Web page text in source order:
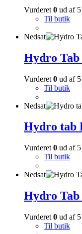
Vurderet 0 ud af 5
Til butik
Nedsat
Hydro
Vurderet 0 ud af 5
Til butik
Nedsat
Hydro tab
Vurderet 0 ud af 5
Til butik
Nedsat
Hydro
Vurderet 0 ud af 5
Til butik